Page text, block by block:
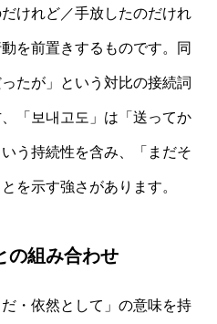
けれど／手放したのだけれ
を前置きするものです。同
たが」という対比の接続詞
「보내고도」は「送ってか
う持続性を含み、「まだそ
を示す強さがあります。
の組み合わせ
・依然として」の意味を持